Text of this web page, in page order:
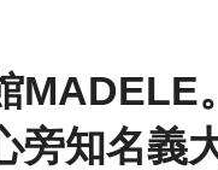
MADELE
旁知名義